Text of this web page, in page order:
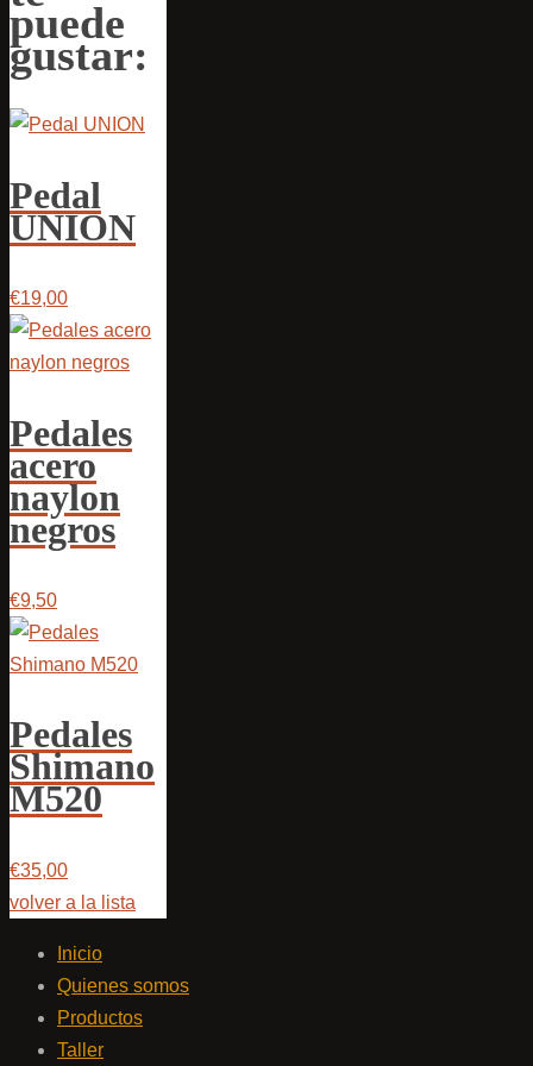
puede
gustar:
Pedal
UNION
€19,00
Pedales
acero
naylon
negros
€9,50
Pedales
Shimano
M520
€35,00
volver a la lista
Inicio
Quienes somos
Productos
Taller